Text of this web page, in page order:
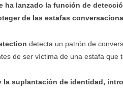
ha lanzado la función de
de las estafas
detecta un patrón de
de ser víctima de una estafa que
la suplantación de identidad,